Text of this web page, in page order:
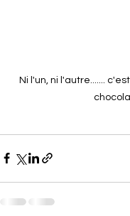
Ni l'un, ni l'autre.......